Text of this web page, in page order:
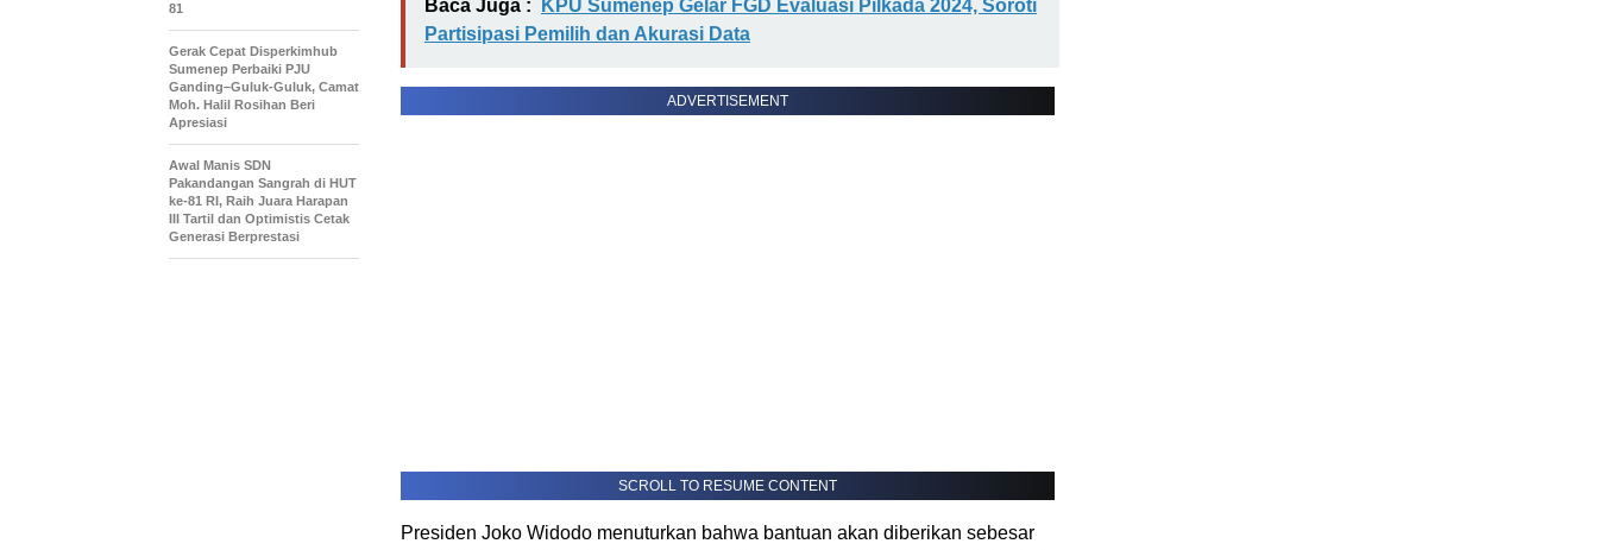
Baca Juga :
KPU Sumenep Gelar FGD Evaluasi Pilkada 2024, Soroti
Partisipasi Pemilih dan Akurasi Data
ADVERTISEMENT
SCROLL TO RESUME CONTENT
Presiden Joko Widodo menuturkan bahwa bantuan akan diberikan sebesar
81
Gerak Cepat Disperkimhub
Sumenep Perbaiki PJU
Ganding–Guluk-Guluk, Camat
Moh. Halil Rosihan Beri
Apresiasi
Awal Manis SDN
Pakandangan Sangrah di HUT
ke-81 RI, Raih Juara Harapan
III Tartil dan Optimistis Cetak
Generasi Berprestasi